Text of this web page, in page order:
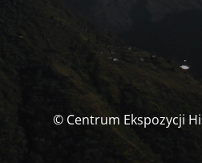
© Centrum Ekspozycji